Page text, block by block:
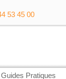
53 45 00
Guides Pratiques